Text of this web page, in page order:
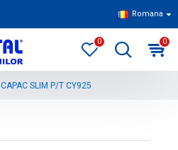
Romana
0 0
CAPAC SLIM P/T CY925